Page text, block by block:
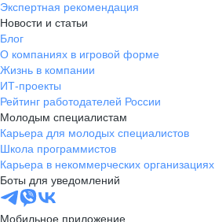
Экспертная рекомендация
Новости и статьи
Блог
О компаниях в игровой форме
Жизнь в компании
ИТ-проекты
Рейтинг работодателей России
Молодым специалистам
Карьера для молодых специалистов
Школа программистов
Карьера в некоммерческих организациях
Боты для уведомлений
Мобильное приложение